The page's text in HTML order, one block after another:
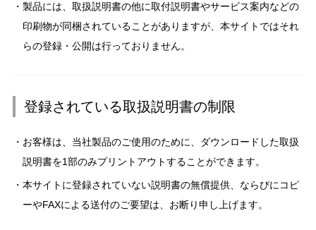
製品には、取扱説明書の他に取付説明書やサービス案内などの
印刷物が同梱されていることがありますが、本サイトではそれ
らの登録・公開は行っておりません。
登録されている取扱説明書の制限
お客様は、当社製品のご使用のために、ダウンロードした取扱
説明書を1部のみプリントアウトすることができます。
本サイトに登録されていない説明書の無償提供、ならびにコピ
ーやFAXによる送付のご要望は、お断り申し上げます。